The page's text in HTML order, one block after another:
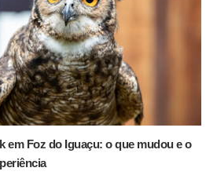
em Foz do Iguaçu: o que mudou e o